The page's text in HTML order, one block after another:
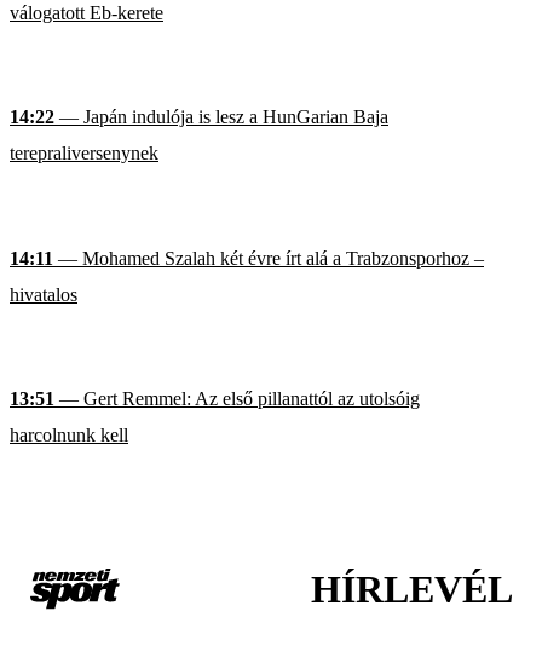
válogatott Eb-kerete
14:22 — Japán indulója is lesz a HunGarian Baja
terepraliversenynek
14:11 — Mohamed Szalah két évre írt alá a Trabzonsporhoz –
hivatalos
13:51 — Gert Remmel: Az első pillanattól az utolsóig
harcolnunk kell
HÍRLEVÉL